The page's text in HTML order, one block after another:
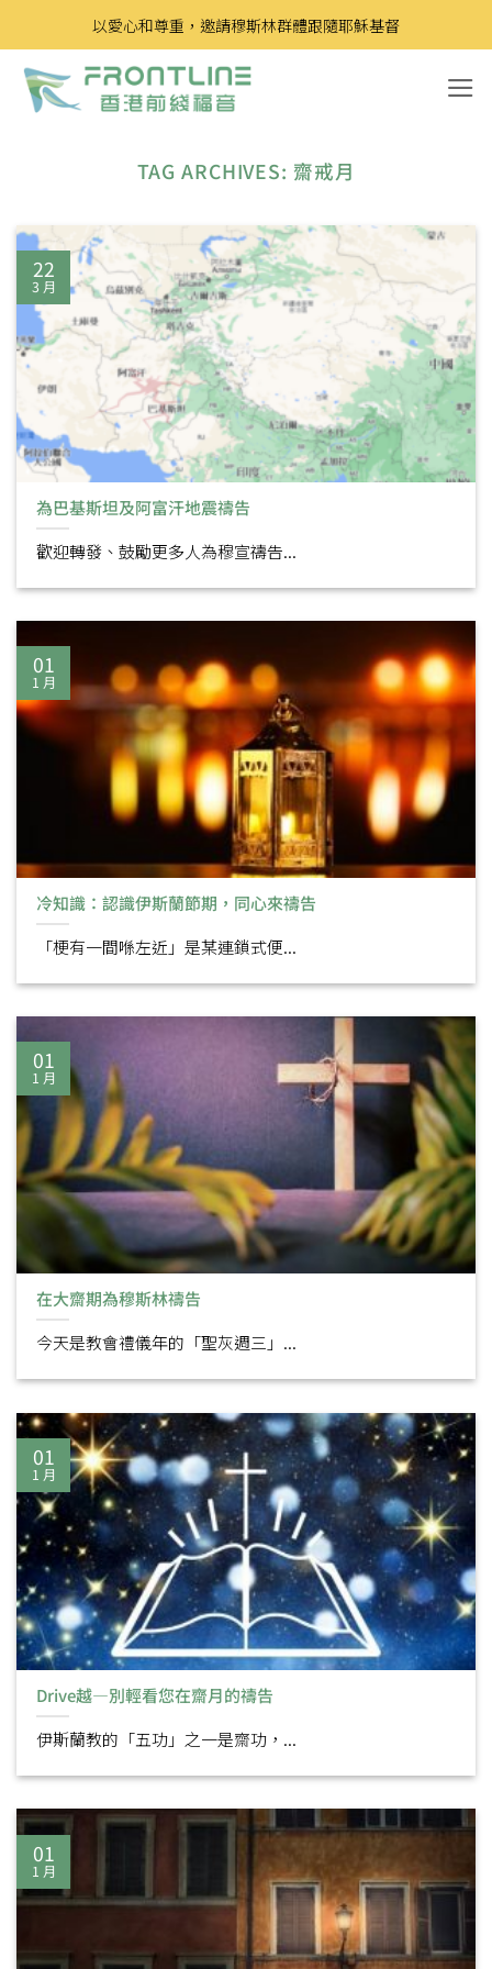
to
content
以愛心和尊重，邀請穆斯林群體跟隨耶穌基督
TAG ARCHIVES: 齋戒月
為巴基斯坦及阿富汗地震禱告
歡迎轉發、鼓勵更多人為穆宣禱告...
22
3 月
冷知識：認識伊斯蘭節期，同心來禱告
「梗有一間喺左近」是某連鎖式便...
01
1 月
在大齋期為穆斯林禱告
今天是教會禮儀年的「聖灰週三」...
01
1 月
Drive越—別輕看您在齋月的禱告
伊斯蘭教的「五功」之一是齋功，...
01
1 月
01
1 月